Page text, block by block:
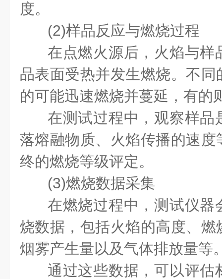
度。
(2)样品反应与燃烧过程
在点燃火源后，火焰与样
品表面受热并发生燃烧。不
的可能迅速燃烧并蔓延，有
在测试过程中，观察样品
落熔融物质、火焰传播的速
终的燃烧等级评定。
(3)燃烧数据采集
在燃烧过程中，测试仪器
烧数据，包括火焰的高度、
烟雾产生量以及气体排放量
通过这些数据，可以评估